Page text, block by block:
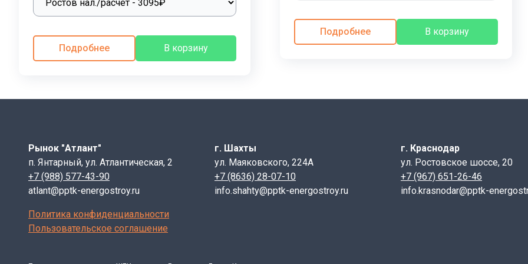
оптимальные цены наплиты под казан чугунные
Подробнее В корзину
Подробнее В корзину
Рынок "Атлант"
п. Янтарный, ул. Атлантическая, 2
+7 (988) 577-43-90
atlant@pptk-energostroy.ru
г. Шахты
ул. Маяковского, 224А
+7 (8636) 28-07-10
info.shahty@pptk-energostroy.ru
г. Краснодар
ул. Ростовское шоссе, 20
+7 (967) 651-26-46
info.krasnodar@pptk-
Политика конфиденциальности
Пользовательское соглашение